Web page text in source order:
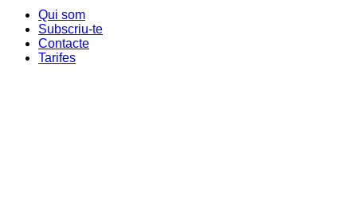
Qui som
Subscriu-te
Contacte
Tarifes